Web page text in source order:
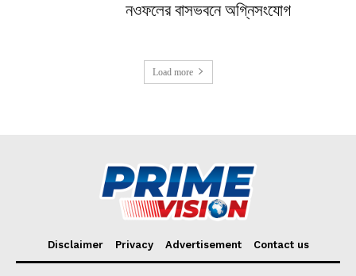
নওফলের বাসভবনে অগ্নিসংযোগ
Load more
Disclaimer Privacy Advertisement Contact us